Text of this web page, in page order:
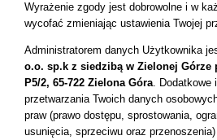
Zabytki i rewitalizacje
SOCIAL MEDIA
Wyrażenie zgody jest dobrowolne i w
wycofać zmieniając ustawienia Twojej
Administratorem danych Użytkownika
o.o. sp.k z siedzibą w Zielonej Górze
P5/2, 65-722 Zielona Góra. Dodatkowe
przetwarzania Twoich danych
praw (prawo dostępu, sprostowania,
usunięcia, sprzeciwu oraz